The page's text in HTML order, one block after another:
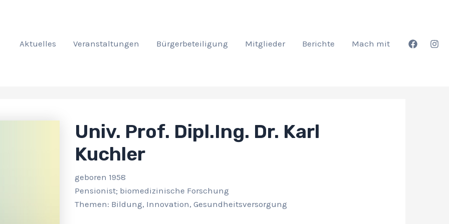
Aktuelles
Veranstaltungen Bürgerbeteiligung Mitglieder Berichte Mach mit
Univ. Prof. Dipl.Ing. Dr. Karl
Kuchler
geboren 1958
Pensionist; biomedizinische Forschung
Themen: Bildung, Innovation, Gesundheitsversorgung